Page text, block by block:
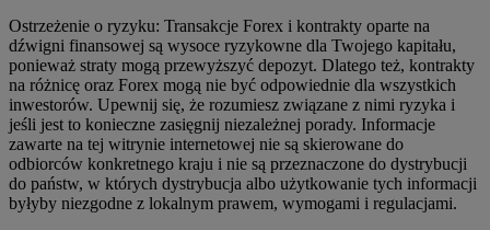
Ostrzeżenie o ryzyku: Transakcje Forex i kontrakty oparte na
dźwigni finansowej są wysoce ryzykowne dla Twojego kapitału,
ponieważ straty mogą przewyższyć depozyt. Dlatego też, kontrakty
na różnicę oraz Forex mogą nie być odpowiednie dla wszystkich
inwestorów. Upewnij się, że rozumiesz związane z nimi ryzyka i
jeśli jest to konieczne zasięgnij niezależnej porady. Informacje
zawarte na tej witrynie internetowej nie są skierowane do
odbiorców konkretnego kraju i nie są przeznaczone do dystrybucji
do państw, w których dystrybucja albo użytkowanie tych informacji
byłyby niezgodne z lokalnym prawem, wymogami i regulacjami.